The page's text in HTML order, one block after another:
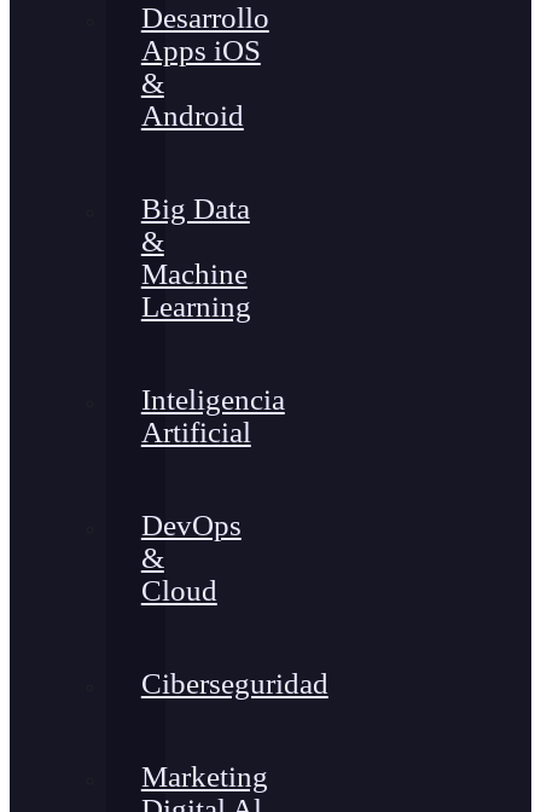
Desarrollo
Apps iOS
&
Android
Big Data
&
Machine
Learning
Inteligencia
Artificial
DevOps
&
Cloud
Ciberseguridad
Marketing